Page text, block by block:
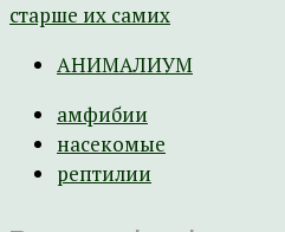
старше их самих
АНИМАЛИУМ
амфибии
насекомые
рептилии